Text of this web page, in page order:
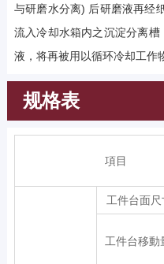
与研磨水分离) 后研磨液再经
流入冷却水箱内之沉淀分离
液，将再被用以循环冷却工作
规格表
項目
工件台面
工件台移動